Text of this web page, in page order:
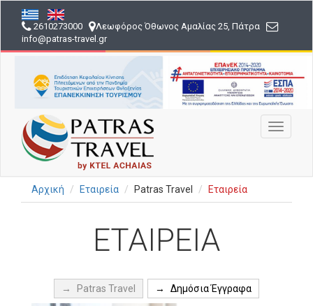
Παράκαμψη
προς
κυρίως
2610273000
Λεωφόρος Όθωνος Αμαλίας 25, Πάτρα
info@patras-travel .gr
Toggle
Αρχική Εταιρεία Patras Travel Εταιρεία
ΕΤΑΙΡΕΊΑ
Patras Travel Δημόσια Έγγραφα